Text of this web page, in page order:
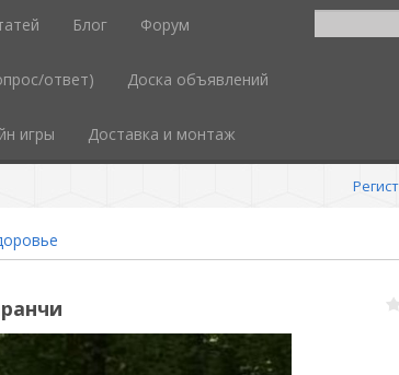
Блог Форум
ответ) Доска объявлений
игры Доставка и монтаж